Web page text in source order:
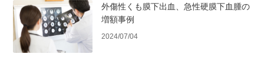
外傷性くも膜下出血、急性硬膜下血腫の
増額事例
2024/07/04